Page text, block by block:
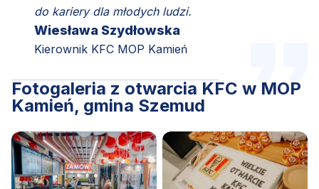
do kariery dla młodych ludzi.
Wiesława Szydłowska
Kierownik KFC MOP Kamień
Fotogaleria z otwarcia KFC w MOP
Kamień, gmina Szemud